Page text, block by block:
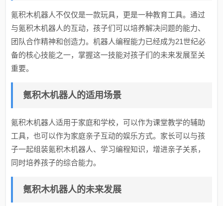
氪积木机器人不仅仅是一款玩具，更是一种教育工具。通过
与氪积木机器人的互动，孩子们可以培养解决问题的能力、
团队合作精神和创造力。机器人编程能力已经成为21世纪必
备的核心技能之一，掌握这一技能对孩子们的未来发展至关
重要。
氪积木机器人的适用场景
氪积木机器人适用于家庭和学校，可以作为课堂教学的辅助
工具，也可以作为家庭亲子互动的娱乐方式。家长可以与孩
子一起组装氪积木机器人、学习编程知识，增进亲子关系，
同时培养孩子的综合能力。
氪积木机器人的未来发展